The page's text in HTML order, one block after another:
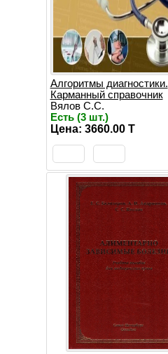
Алгоритмы диагностики.
Карманный справочник
Вялов С.С.
Есть (3 шт.)
Цена: 3660.00 T